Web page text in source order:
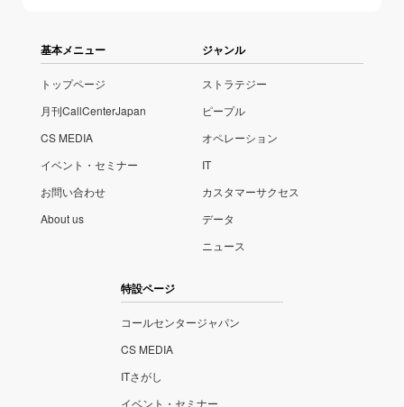
基本メニュー
トップページ
月刊CallCenterJapan
CS MEDIA
イベント・セミナー
お問い合わせ
About us
ジャンル
ストラテジー
ピープル
オペレーション
IT
カスタマーサクセス
データ
ニュース
特設ページ
コールセンタージャパン
CS MEDIA
ITさがし
イベント・セミナー